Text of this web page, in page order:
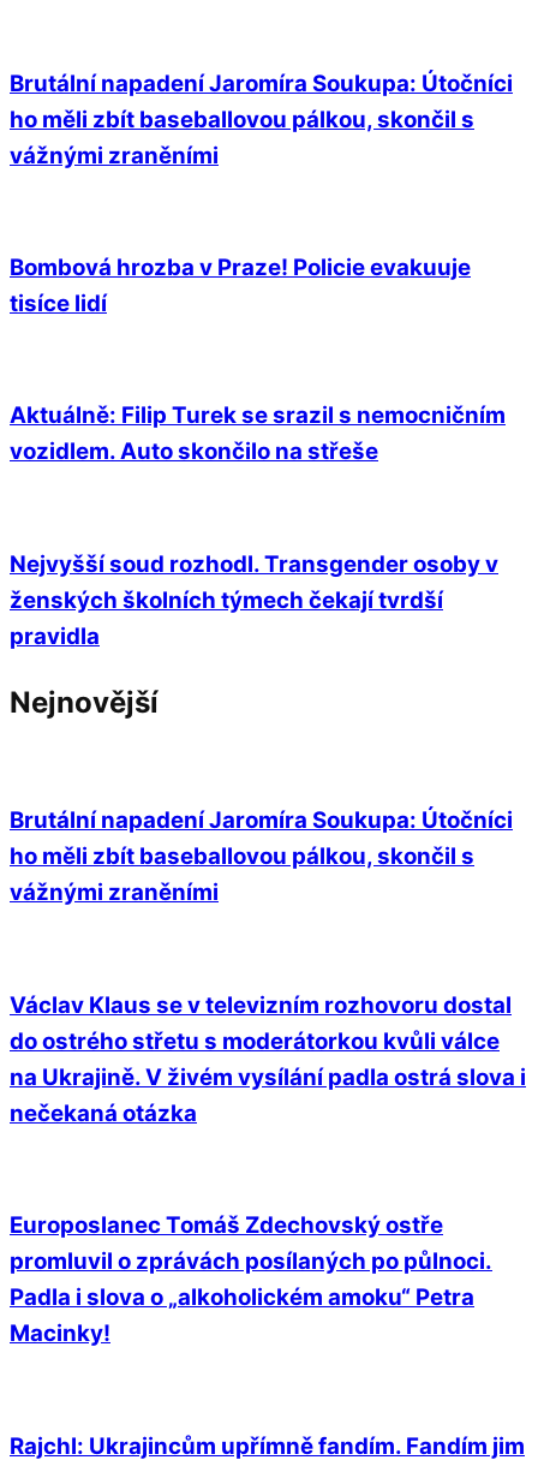
Brutální napadení Jaromíra Soukupa: Útočníci
ho měli zbít baseballovou pálkou, skončil s
vážnými zraněními
Bombová hrozba v Praze! Policie evakuuje
tisíce lidí
Aktuálně: Filip Turek se srazil s nemocničním
vozidlem. Auto skončilo na střeše
Nejvyšší soud rozhodl. Transgender osoby v
ženských školních týmech čekají tvrdší
pravidla
Nejnovější
Brutální napadení Jaromíra Soukupa: Útočníci
ho měli zbít baseballovou pálkou, skončil s
vážnými zraněními
Václav Klaus se v televizním rozhovoru dostal
do ostrého střetu s moderátorkou kvůli válce
na Ukrajině. V živém vysílání padla ostrá slova i
nečekaná otázka
Europoslanec Tomáš Zdechovský ostře
promluvil o zprávách posílaných po půlnoci.
Padla i slova o „alkoholickém amoku“ Petra
Macinky!
Rajchl: Ukrajincům upřímně fandím. Fandím jim